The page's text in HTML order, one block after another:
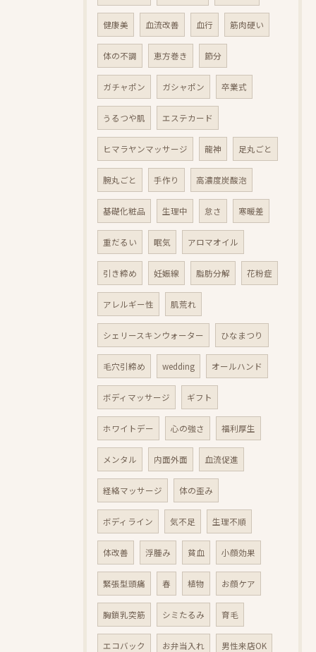
健康美 血流改善 血行 筋肉硬い
体の不調 恵方巻き 節分
ガチャポン ガシャポン 卒業式
うるつや肌 エステカード
ヒマラヤンマッサージ 龍神 足丸ごと
腕丸ごと 手作り 高濃度炭酸泡
基礎化粧品 生理中 怠さ 寒暖差
重だるい 眠気 アロマオイル
引き締め 妊娠線 脂肪分解 花粉症
アレルギー性 肌荒れ
シェリースキンウォーター ひなまつり
毛穴引締め wedding オールハンド
ボディマッサージ ギフト
ホワイトデー 心の強さ 福利厚生
メンタル 内面外面 血流促進
経絡マッサージ 体の歪み
ボディライン 気不足 生理不順
体改善 浮腫み 貧血 小顔効果
緊張型頭痛 春 植物 お顔ケア
胸鎖乳突筋 シミたるみ 育毛
エコバック お弁当入れ 男性来店OK